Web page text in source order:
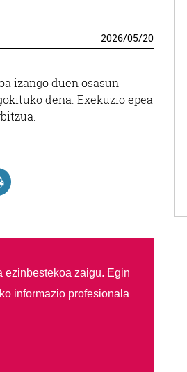
2026/05/20
izango duen osasun
dena. Exekuzio epea
ezinbestekoa zaigu. Egin
informazio profesionala